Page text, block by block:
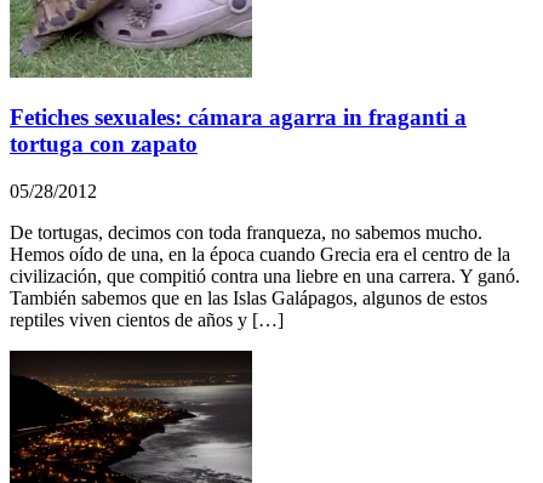
Fetiches sexuales: cámara agarra in fraganti a
tortuga con zapato
05/28/2012
De tortugas, decimos con toda franqueza, no sabemos mucho.
Hemos oído de una, en la época cuando Grecia era el centro de la
civilización, que compitió contra una liebre en una carrera. Y ganó.
También sabemos que en las Islas Galápagos, algunos de estos
reptiles viven cientos de años y […]